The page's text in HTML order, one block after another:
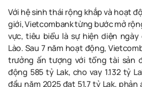
Với hệ sinh thái rộng khắp và hoạt
giới, Vietcombank từng bước mở
vực, tiêu biểu là sự hiện diện
Lào. Sau 7 năm hoạt động,
trưởng ấn tượng với tổng tài sản
động 585 tỷ Lak, cho vay 1.132 tỷ
đầu năm 2025 đạt 51,7 tỷ Lak,